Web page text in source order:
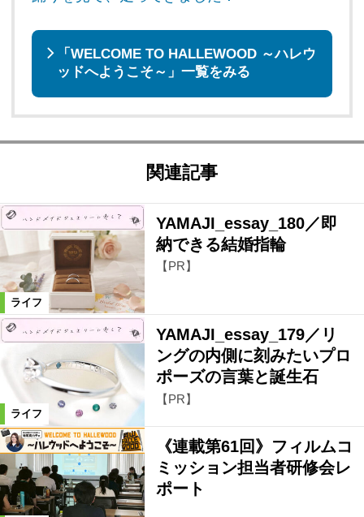
「WELCOME TO HALLEWOOD ～ハレウ
ッドへようこそ～」一覧をみる
関連記事
ライフ
YAMAJI_essay_180／即
納できる結婚指輪
【PR】
ライフ
YAMAJI_essay_179／リ
ングの内側に刻みたいプロ
ポーズの言葉と誕生石
【PR】
《連載第61回》フィルムコ
ミッション担当者研修会レ
ポート